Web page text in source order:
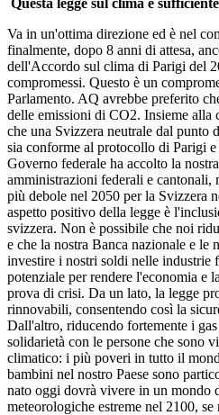
Va in un'ottima direzione ed è nel
finalmente, dopo 8 anni di attesa,
dell'Accordo sul clima di Parigi del
compromessi. Questo è un
Parlamento. AQ avrebbe preferito
delle emissioni di CO2. Insieme alla
che una Svizzera neutrale dal punto
sia conforme al protocollo di Parigi
Governo federale ha accolto la
amministrazioni federali e cantonali,
più debole nel 2050 per la Svizzera
aspetto positivo della legge è
svizzera. Non è possibile che noi
e che la nostra Banca nazionale e le
investire i nostri soldi nelle industrie
potenziale per rendere l'economia e
prova di crisi. Da un lato, la legge
rinnovabili, consentendo così la
Dall'altro, riducendo fortemente i
solidarietà con le persone che sono
climatico: i più poveri in tutto il
bambini nel nostro Paese sono
nato oggi dovrà vivere in un mondo
meteorologiche estreme nel 2100,